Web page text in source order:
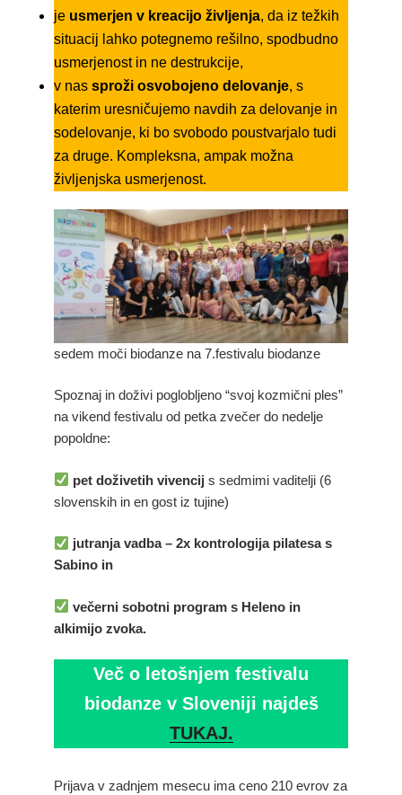
je usmerjen v kreacijo življenja, da iz težkih
situacij lahko potegnemo rešilno, spodbudno
usmerjenost in ne destrukcije,
v nas sproži osvobojeno delovanje, s
katerim uresničujemo navdih za delovanje in
sodelovanje, ki bo svobodo poustvarjalo tudi
za druge. Kompleksna, ampak možna
življenjska usmerjenost.
sedem moči biodanze na 7.festivalu biodanze
Spoznaj in doživi poglobljeno “svoj kozmični ples”
na vikend festivalu od petka zvečer do nedelje
popoldne:
pet doživetih vivencij s sedmimi vaditelji (6
slovenskih in en gost iz tujine)
jutranja vadba – 2x kontrologija pilatesa s
Sabino in
večerni sobotni program s Heleno in
alkimijo zvoka.
Več o letošnjem festivalu
biodanze v Sloveniji najdeš
TUKAJ.
Prijava v zadnjem mesecu ima ceno 210 evrov za